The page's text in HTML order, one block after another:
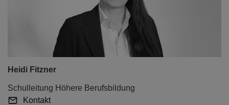
Heidi Fitzner
Schulleitung Höhere Berufsbildung
Kontakt